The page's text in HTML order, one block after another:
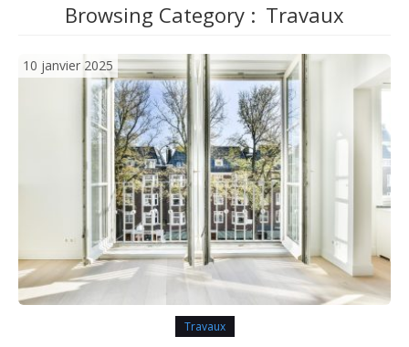
Browsing Category : Travaux
10 janvier 2025
Travaux